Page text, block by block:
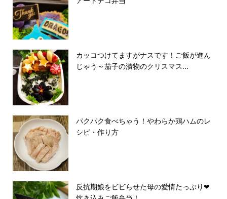
カッコつけてますがナスです！ご飯が進ん
じゃう～茄子の漬物のクリスマス...
パクパク食べちゃう！やわらか鶏ハムのレ
シピ・作り方
反抗期娘をビビらせた母の愛情たっぷり❤︎